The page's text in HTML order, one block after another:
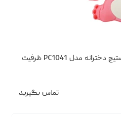
فلش مموری دایا دیتا طرح استیچ دخترانه مدل PC1041 ظرفیت
تماس بگیرید